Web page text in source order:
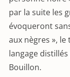
par la suite les
évoqueront
aux nègres »,
langage
Bouillon.